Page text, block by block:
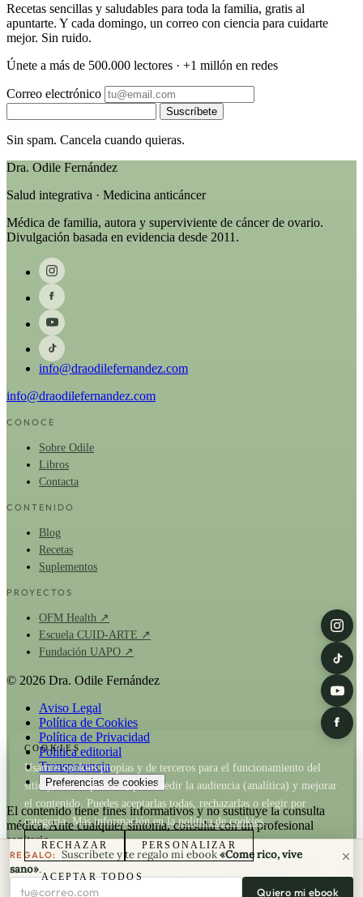
Recetas sencillas y saludables para toda la familia, gratis al
apuntarte. Y cada domingo, un correo con ciencia para cuidarte
mejor. Sin ruido.
Únete a más de 500.000 lectores · +1 millón en redes
Correo electrónico
Suscríbete
Sin spam. Cancela cuando quieras.
Dra. Odile Fernández
Salud integrativa · Medicina anticáncer
Médica de familia, autora y superviviente de cáncer de ovario.
Divulgación basada en evidencia desde 2011.
info@draodilefernandez.com
info@draodilefernandez.com
CONOCE
Sobre Odile
Libros
Contacta
CONTENIDO
Blog
Recetas
Suplementos
PROYECTOS
OFM Health ↗
Escuela CUID-ARTE ↗
Fundación UAPO ↗
© 2026 Dra. Odile Fernández
Aviso Legal
Política de Cookies
Política de Privacidad
Política editorial
Transparencia
Preferencias de cookies
El contenido tiene fines informativos y no sustituye la consulta
médica. Ante cualquier síntoma, consulta con un profesional
sanitario.
La Dra. Odile Fernández es fundadora de
artículo recomienda un producto de OFM existe relación comercial;
COOKIES
Usamos cookies propias y de terceros para el funcionamiento del
sitio y, con tu permiso, para medir la audiencia (analítica) y mejorar
el contenido. Puedes aceptarlas todas, rechazarlas o elegir por
categoría. Más información en lapolítica de cookies.
RECHAZAR PERSONALIZAR
ACEPTAR TODOS
REGALO: Suscríbete y te regalo mi ebook«Come rico, vive
sano».
Tu correo electrónico
Quiero mi ebook